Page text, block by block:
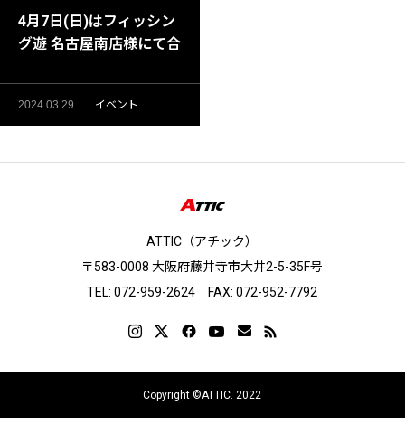
4月7日(日)はフィッシン
グ遊 名古屋南店様にて合
催！
2024.03.29 イベント
ATTIC（アチック）
〒583-0008 大阪府藤井寺市大井2-5-35F号
TEL: 072-959-2624 FAX: 072-952-7792
Copyright ©ATTIC. 2022